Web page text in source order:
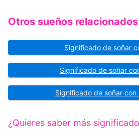
Otros sueños
Significado de soñar
Significado de soñar
Significado de soñar con
¿Quieres saber más